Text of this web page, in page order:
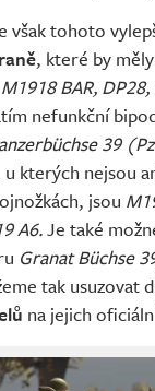
však tohoto
, které by
M1918 BAR,
nefunkční
39
kterých nejsou
jsou
A6.Je také
Granat Büchse
tak usuzovat
na jejich